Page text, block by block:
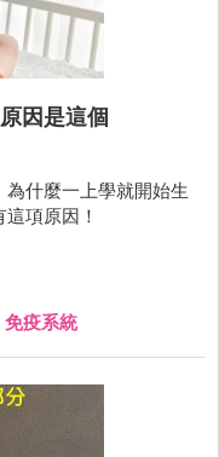
因是這個
什麼一上學就開始生
項原因！
免疫系統